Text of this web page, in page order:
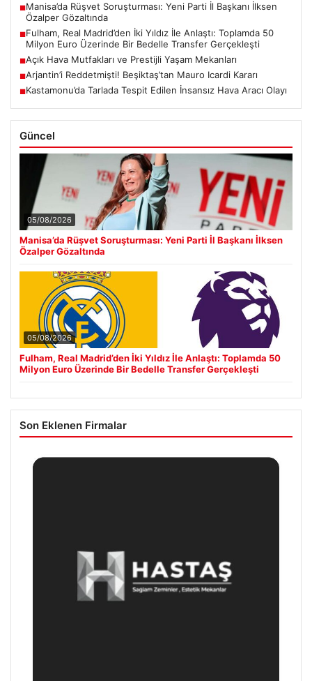
■Manisa’da Rüşvet Soruşturması: Yeni Parti İl Başkanı İlksen
Özalper Gözaltında
■Fulham, Real Madrid’den İki Yıldız İle Anlaştı: Toplamda 50
Milyon Euro Üzerinde Bir Bedelle Transfer Gerçekleşti
■Açık Hava Mutfakları ve Prestijli Yaşam Mekanları
■Arjantin’i Reddetmişti! Beşiktaş’tan Mauro Icardi Kararı
■Kastamonu’da Tarlada Tespit Edilen İnsansız Hava Aracı Olayı
Güncel
05/08/2026
Manisa’da Rüşvet Soruşturması: Yeni Parti İl Başkanı İlksen
Özalper Gözaltında
05/08/2026
Fulham, Real Madrid’den İki Yıldız İle Anlaştı: Toplamda 50
Milyon Euro Üzerinde Bir Bedelle Transfer Gerçekleşti
Son Eklenen Firmalar